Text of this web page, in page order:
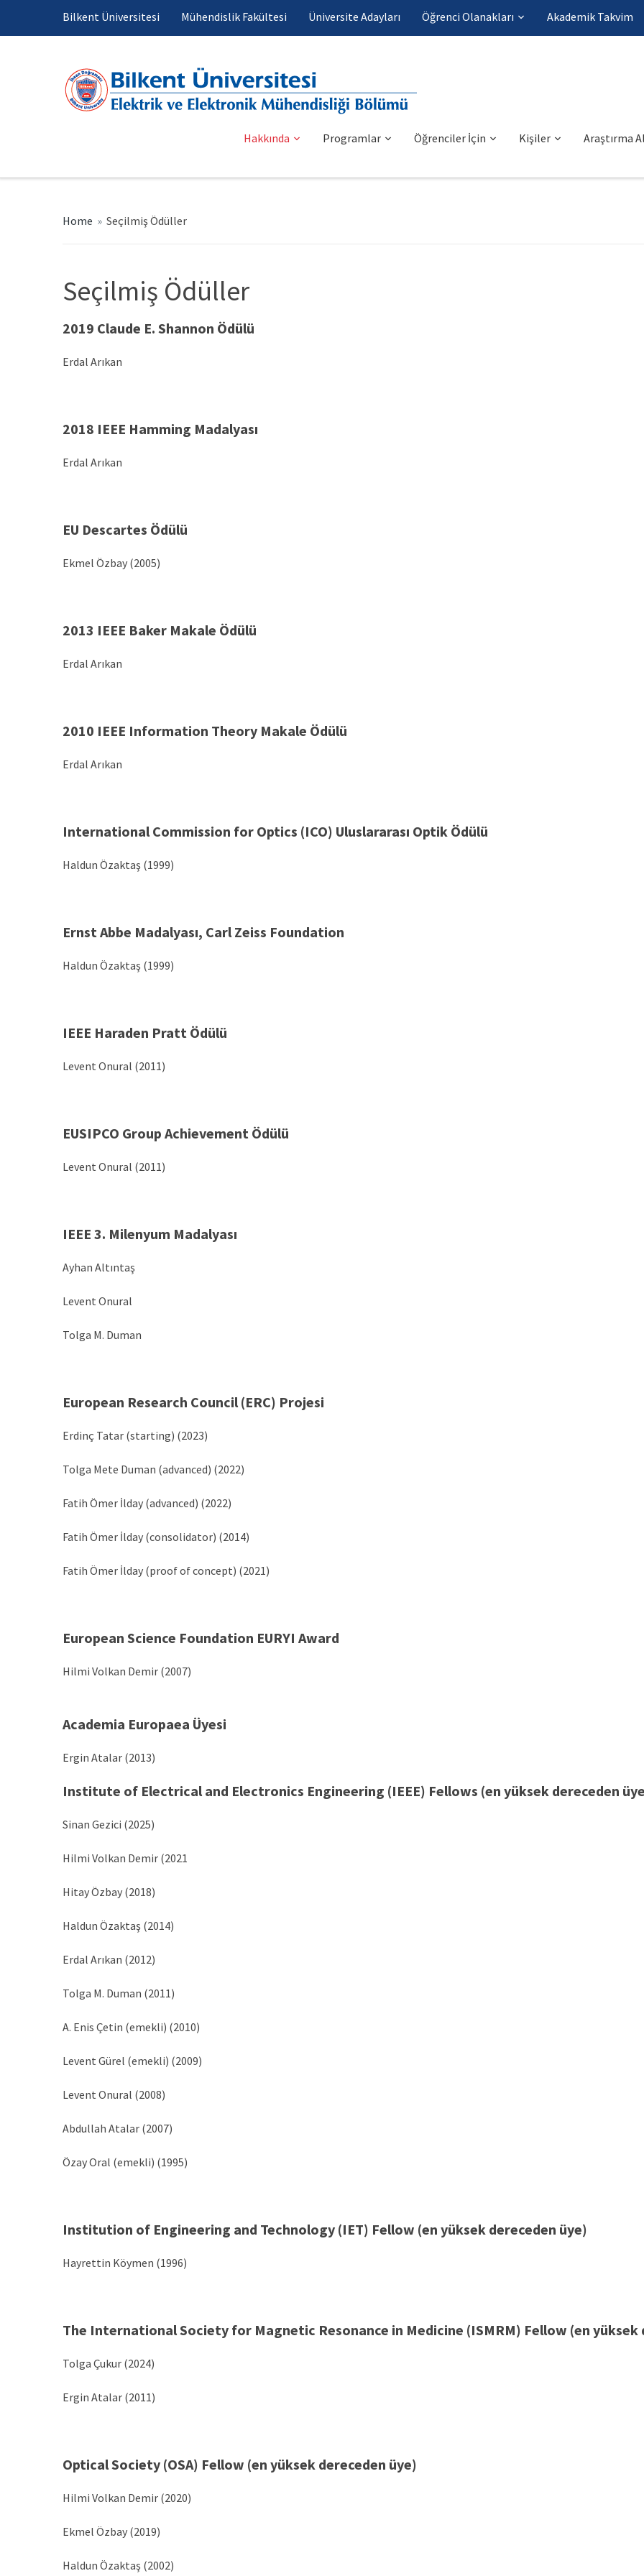
Bilkent Üniversitesi Mühendislik Fakültesi Üniversite Adayları Öğrenci Olanakları Akademik Takvim
Hakkında Programlar Öğrenciler İçin Kişiler Araştırma
Home » Seçilmiş Ödüller
Seçilmiş Ödüller
2019 Claude E. Shannon Ödülü
Erdal Arıkan
2018 IEEE Hamming Madalyası
Erdal Arıkan
EU Descartes Ödülü
Ekmel Özbay (2005)
2013 IEEE Baker Makale Ödülü
Erdal Arıkan
2010 IEEE Information Theory Makale Ödülü
Erdal Arıkan
International Commission for Optics (ICO) Uluslararası Optik Ödülü
Haldun Özaktaş (1999)
Ernst Abbe Madalyası, Carl Zeiss Foundation
Haldun Özaktaş (1999)
IEEE Haraden Pratt Ödülü
Levent Onural (2011)
EUSIPCO Group Achievement Ödülü
Levent Onural (2011)
IEEE 3. Milenyum Madalyası
Ayhan Altıntaş
Levent Onural
Tolga M. Duman
European Research Council (ERC) Projesi
Erdinç Tatar (starting) (2023)
Tolga Mete Duman (advanced) (2022)
Fatih Ömer İlday (advanced) (2022)
Fatih Ömer İlday (consolidator) (2014)
Fatih Ömer İlday (proof of concept) (2021)
European Science Foundation EURYI Award
Hilmi Volkan Demir (2007)
Academia Europaea Üyesi
Ergin Atalar (2013)
Institute of Electrical and Electronics Engineering (IEEE) Fellows (en yüksek dereceden
Sinan Gezici (2025)
Hilmi Volkan Demir (2021
Hitay Özbay (2018)
Haldun Özaktaş (2014)
Erdal Arıkan (2012)
Tolga M. Duman (2011)
A. Enis Çetin (emekli) (2010)
Levent Gürel (emekli) (2009)
Levent Onural (2008)
Abdullah Atalar (2007)
Özay Oral (emekli) (1995)
Institution of Engineering and Technology (IET) Fellow (en yüksek dereceden üye)
Hayrettin Köymen (1996)
The International Society for Magnetic Resonance in Medicine (ISMRM) Fellow (en yüksek
Tolga Çukur (2024)
Ergin Atalar (2011)
Optical Society (OSA) Fellow (en yüksek dereceden üye)
Hilmi Volkan Demir (2020)
Ekmel Özbay (2019)
Haldun Özaktaş (2002)